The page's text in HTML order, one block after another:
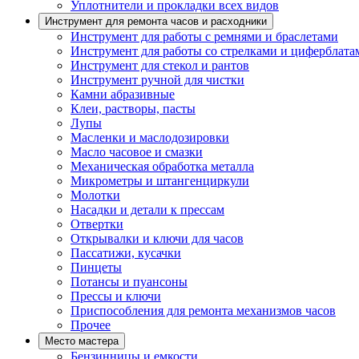
Уплотнители и прокладки всех видов
Инструмент для ремонта часов и расходники
Инструмент для работы с ремнями и браслетами
Инструмент для работы со стрелками и
Инструмент для стекол и рантов
Инструмент ручной для чистки
Камни абразивные
Клеи, растворы, пасты
Лупы
Масленки и маслодозировки
Масло часовое и смазки
Механическая обработка металла
Микрометры и штангенциркули
Молотки
Насадки и детали к прессам
Отвертки
Открывалки и ключи для часов
Пассатижи, кусачки
Пинцеты
Потансы и пуансоны
Прессы и ключи
Приспособления для ремонта механизмов часов
Прочее
Место мастера
Бензинницы и емкости